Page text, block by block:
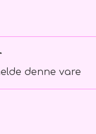
denne vare